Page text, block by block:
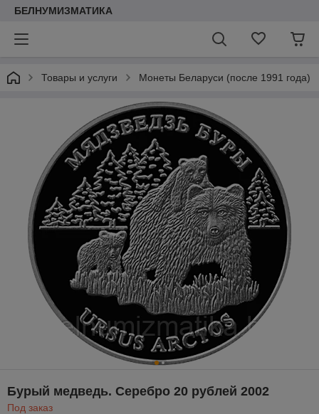
БЕЛНУМИЗМАТИКА
Товары и услуги Монеты Беларуси (после 1991 года)
Бурый медведь. Серебро 20 рублей 2002
Под заказ